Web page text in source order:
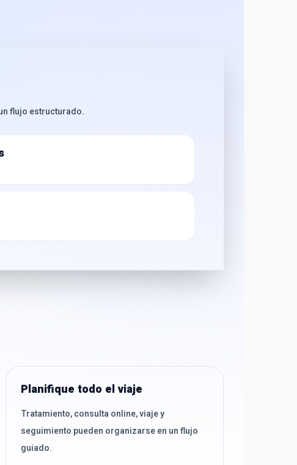
flujo estructurado.
Planifique todo el viaje
Tratamiento, consulta online, viaje y
seguimiento pueden organizarse en un flujo
guiado.